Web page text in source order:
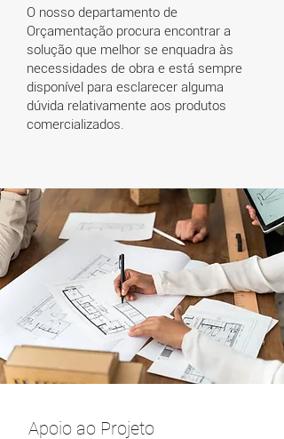
O nosso departamento de
Orçamentação procura encontrar a
solução que melhor se enquadra às
necessidades de obra e está sempre
disponível para esclarecer alguma
dúvida relativamente aos produtos
comercializados.
Apoio ao Projeto